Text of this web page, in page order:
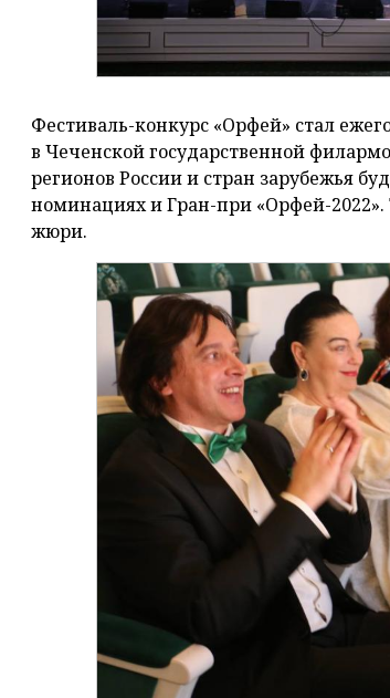
Фестиваль-конкурс «Орфей» стал
в Чеченской государственной
регионов России и стран зарубежья
номинациях и Гран-при «Орфей-
жюри.